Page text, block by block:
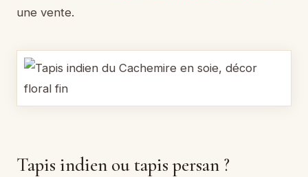
une vente.
Tapis indien ou tapis persan ?